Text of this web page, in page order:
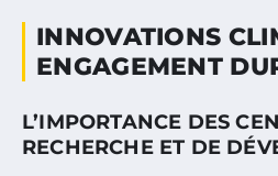
INNOVATIONS
ENGAGEMENT
L’IMPORTANCE DES
RECHERCHE ET DE